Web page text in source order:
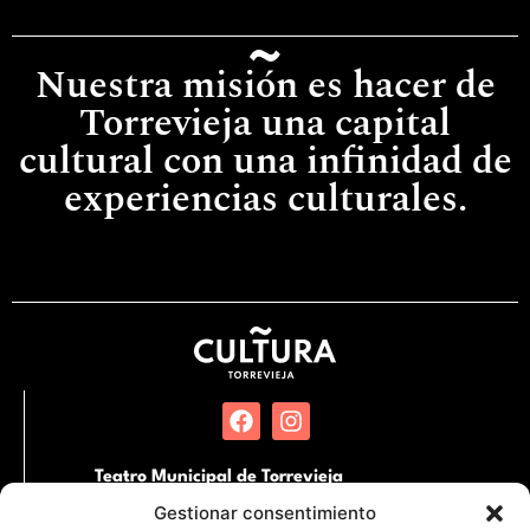
Gestionar consentimiento
Nuestra misión es hacer de
Torrevieja una capital
cultural con una infinidad de
experiencias culturales.
Teatro Municipal de Torrevieja
Pl. Miguel Hernández, SN. 03181 Torrevieja,